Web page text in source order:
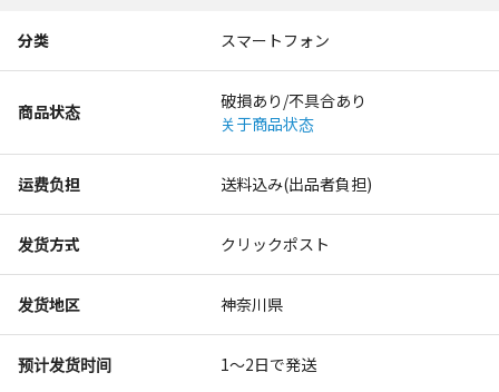
分类 スマートフォン
商品状态
破損あり/不具合あり
关于商品状态
运费负担 送料込み(出品者負担)
发货方式 クリックポスト
发货地区 神奈川県
预计发货时间 1〜2日で発送